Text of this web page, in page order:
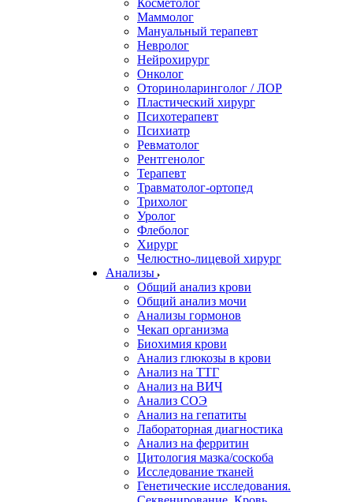
Косметолог
Маммолог
Мануальный терапевт
Невролог
Нейрохирург
Онколог
Оториноларинголог / ЛОР
Пластический хирург
Психотерапевт
Психиатр
Ревматолог
Рентгенолог
Терапевт
Травматолог-ортопед
Трихолог
Уролог
Флеболог
Хирург
Челюстно-лицевой хирург
Анализы
Общий анализ крови
Общий анализ мочи
Анализы гормонов
Чекап организма
Биохимия крови
Анализ глюкозы в крови
Анализ на ТТГ
Анализ на ВИЧ
Анализ СОЭ
Анализ на гепатиты
Лабораторная диагностика
Анализ на ферритин
Цитология мазка/соскоба
Исследование тканей
Генетические исследования.